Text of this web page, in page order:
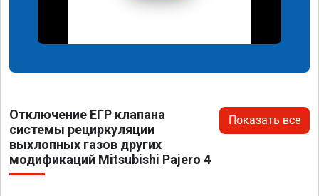
Отключение ЕГР клапана
системы рециркуляции
выхлопных газов других
модификаций Mitsubishi Pajero 4
Показать все